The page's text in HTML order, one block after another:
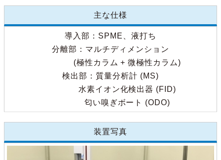
主な仕様
導入部：SPME、液打ち
分離部：マルチディメンション
(極性カラム + 微極性カラム)
検出部：質量分析計 (MS)
水素イオン化検出器 (FID)
匂い嗅ぎボート (ODO)
装置写真